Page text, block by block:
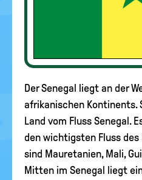
Der Senegal liegt an der
afrikanischen Kontinents.
Land vom Fluss Senegal.
den wichtigsten Fluss des
sind Mauretanien, Mali,
Mitten im Senegal liegt